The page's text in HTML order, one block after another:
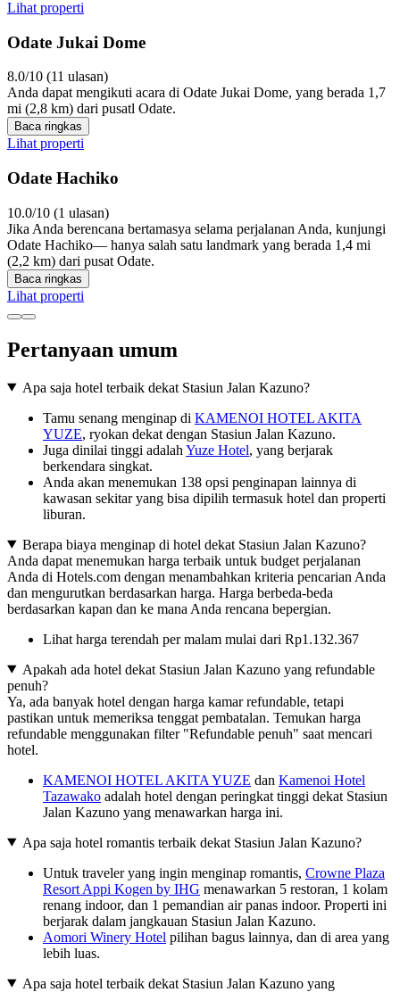
Lihat properti
Odate Jukai Dome
8.0/10 (11 ulasan)
Anda dapat mengikuti acara di Odate Jukai Dome, yang berada 1,7
mi (2,8 km) dari pusatl Odate.
Baca ringkas
Lihat properti
Odate Hachiko
10.0/10 (1 ulasan)
Jika Anda berencana bertamasya selama perjalanan Anda, kunjungi
Odate Hachiko— hanya salah satu landmark yang berada 1,4 mi
(2,2 km) dari pusat Odate.
Baca ringkas
Lihat properti
Pertanyaan umum
Apa saja hotel terbaik dekat Stasiun Jalan Kazuno?
Tamu senang menginap di KAMENOI HOTEL AKITA
YUZE, ryokan dekat dengan Stasiun Jalan Kazuno.
Juga dinilai tinggi adalah Yuze Hotel, yang berjarak
berkendara singkat.
Anda akan menemukan 138 opsi penginapan lainnya di
kawasan sekitar yang bisa dipilih termasuk hotel dan properti
liburan.
Berapa biaya menginap di hotel dekat Stasiun Jalan Kazuno?
Anda dapat menemukan harga terbaik untuk budget perjalanan
Anda di Hotels.com dengan menambahkan kriteria pencarian Anda
dan mengurutkan berdasarkan harga. Harga berbeda-beda
berdasarkan kapan dan ke mana Anda rencana bepergian.
Lihat harga terendah per malam mulai dari Rp1.132.367
Apakah ada hotel dekat Stasiun Jalan Kazuno yang refundable
penuh?
Ya, ada banyak hotel dengan harga kamar refundable, tetapi
pastikan untuk memeriksa tenggat pembatalan. Temukan harga
refundable menggunakan filter "Refundable penuh" saat mencari
hotel.
KAMENOI HOTEL AKITA YUZE dan Kamenoi Hotel
Tazawako adalah hotel dengan peringkat tinggi dekat Stasiun
Jalan Kazuno yang menawarkan harga ini.
Apa saja hotel romantis terbaik dekat Stasiun Jalan Kazuno?
Untuk traveler yang ingin menginap romantis, Crowne Plaza
Resort Appi Kogen by IHG menawarkan 5 restoran, 1 kolam
renang indoor, dan 1 pemandian air panas indoor. Properti ini
berjarak dalam jangkauan Stasiun Jalan Kazuno.
Aomori Winery Hotel pilihan bagus lainnya, dan di area yang
lebih luas.
Apa saja hotel terbaik dekat Stasiun Jalan Kazuno yang